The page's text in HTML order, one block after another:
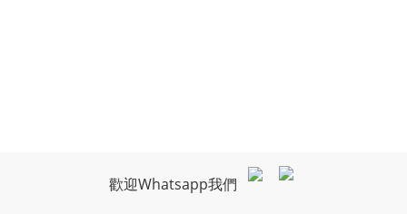
歡迎Whatsapp我們